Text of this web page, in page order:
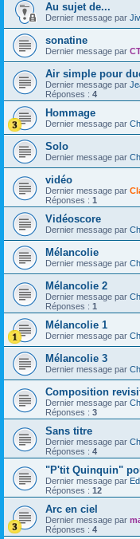
Au sujet de...
Dernier message par
sonatine
Dernier message par
Air simple pour
Dernier message par
Réponses : 4
Hommage
Dernier message par
Solo
Dernier message par
vidéo
Dernier message par
Réponses : 1
Vidéoscore
Dernier message par
Mélancolie
Dernier message par
Mélancolie 2
Dernier message par
Réponses : 1
Mélancolie 1
Dernier message par
Mélancolie 3
Dernier message par
Composition
Dernier message par
Réponses : 3
Sans titre
Dernier message par
Réponses : 4
"P'tit Quinquin"
Dernier message par
Réponses : 12
Arc en ciel
Dernier message par
Réponses : 4